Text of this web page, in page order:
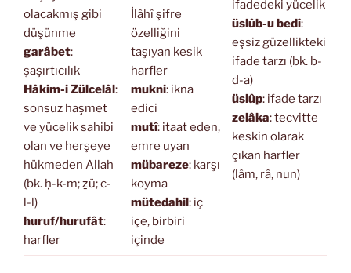
olacakmış gibi
düşünme
garâbet:
şaşırtıcılık
Hâkim-i Zülcelâl:
sonsuz haşmet
ve yücelik sahibi
olan ve herşeye
hükmeden Allah
(bk. ḥ-k-m; ẕü; c-
l-l)
huruf/hurufât:
harfler
İlâhî şifre
özelliğini
taşıyan kesik
harfler
mukni: ikna
edici
mutî: itaat eden,
emre uyan
mübareze: karşı
koyma
mütedahil: iç
içe, birbiri
içinde
ifadedeki yücelik
üslûb-u bedî:
eşsiz güzellikteki
ifade tarzı (bk. b-
d-a)
üslûp: ifade tarzı
zelâka: tecvitte
keskin olarak
çıkan harfler
(lâm, râ, nun)